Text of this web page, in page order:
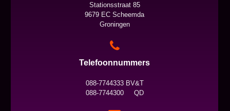
Stationsstraat 85
9679 EC Scheemda
Groningen
Telefoonnummers
088-7744333 BV&T
088-7744300 QD